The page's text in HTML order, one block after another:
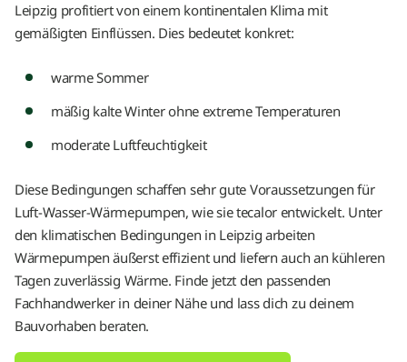
Leipzig profitiert von einem kontinentalen Klima mit
gemäßigten Einflüssen. Dies bedeutet konkret:
warme Sommer
mäßig kalte Winter ohne extreme Temperaturen
moderate Luftfeuchtigkeit
Diese Bedingungen schaffen sehr gute Voraussetzungen für
Luft-Wasser-Wärmepumpen, wie sie tecalor entwickelt. Unter
den klimatischen Bedingungen in Leipzig arbeiten
Wärmepumpen äußerst effizient und liefern auch an kühleren
Tagen zuverlässig Wärme. Finde jetzt den passenden
Fachhandwerker in deiner Nähe und lass dich zu deinem
Bauvorhaben beraten.